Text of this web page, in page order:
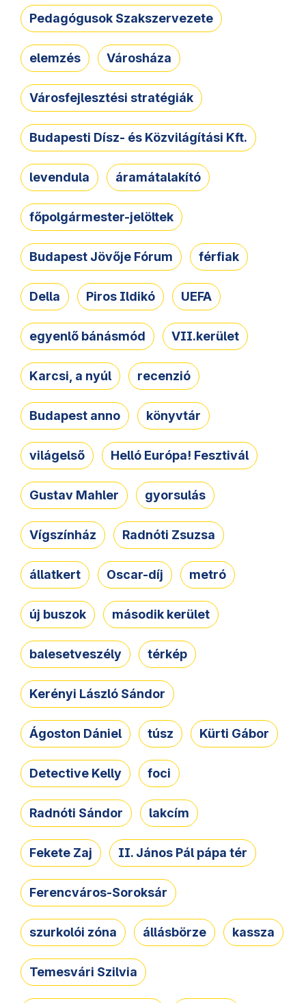
Pedagógusok Szakszervezete
elemzés Városháza
Városfejlesztési stratégiák
Budapesti Dísz- és Közvilágítási Kft.
levendula áramátalakító
főpolgármester-jelöltek
Budapest Jövője Fórum férfiak
Della Piros Ildikó UEFA
egyenlő bánásmód VII.kerület
Karcsi, a nyúl recenzió
Budapest anno könyvtár
világelső Helló Európa! Fesztivál
Gustav Mahler gyorsulás
Vígszínház Radnóti Zsuzsa
állatkert Oscar-díj metró
új buszok második kerület
balesetveszély térkép
Kerényi László Sándor
Ágoston Dániel túsz Kürti Gábor
Detective Kelly foci
Radnóti Sándor lakcím
Fekete Zaj II. János Pál pápa tér
Ferencváros-Soroksár
szurkolói zóna állásbörze kassza
Temesvári Szilvia